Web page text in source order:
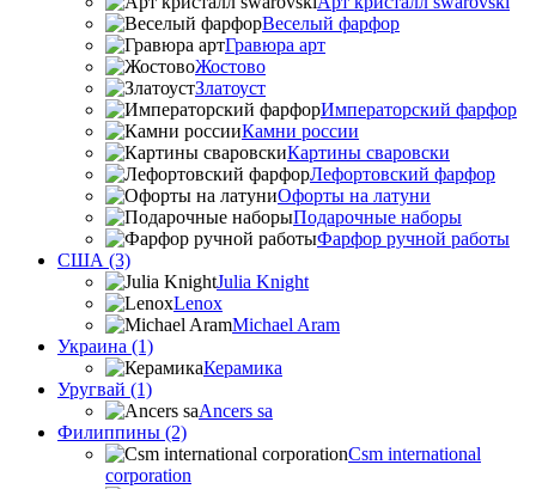
Веселый фарфор
Гравюра арт
Жостово
Златоуст
Императорский фарфор
Камни россии
Картины сваровски
Лефортовский фарфор
Офорты на латуни
Подарочные наборы
Фарфор ручной работы
США (3)
Julia Knight
Lenox
Michael Aram
Украина (1)
Керамика
Уругвай (1)
Ancers sa
Филиппины (2)
Csm international
corporation